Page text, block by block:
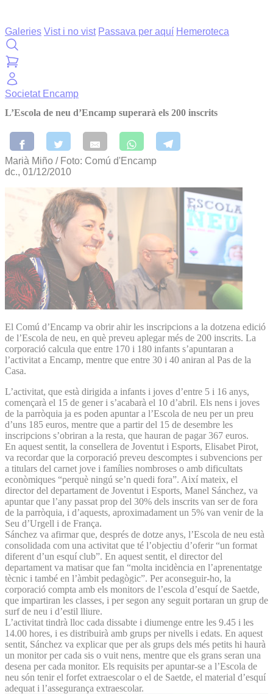
Galeries Vist i no vist Passava per aquí Hemeroteca
Societat Encamp
L’Escola de neu d’Encamp superarà els 200 inscrits
Marià Miño / Foto: Comú d'Encamp
dc., 01/12/2010
El Comú d’Encamp va obrir ahir les inscripcions a la dotzena edició
de l’Escola de neu, en què preveu aplegar més de 200 inscrits. La
corporació calcula que entre 170 i 180 infants s’apuntaran a
l’activitat a Encamp, mentre que entre 30 i 40 aniran al Pas de la
Casa.
L’activitat, que està dirigida a infants i joves d’entre 5 i 16 anys,
començarà el 15 de gener i s’acabarà el 10 d’abril. Els nens i joves
de la parròquia ja es poden apuntar a l’Escola de neu per un preu
d’uns 185 euros, mentre que a partir del 15 de desembre les
inscripcions s’obriran a la resta, que hauran de pagar 367 euros.
En aquest sentit, la consellera de Joventut i Esports, Elisabet Pirot,
va recordar que la corporació preveu descomptes i subvencions per
a titulars del carnet jove i famílies nombroses o amb dificultats
econòmiques “perquè ningú se’n quedi fora”. Així mateix, el
director del departament de Joventut i Esports, Manel Sánchez, va
apuntar que l’any passat prop del 30% dels inscrits van ser de fora
de la parròquia, i d’aquests, aproximadament un 5% van venir de la
Seu d’Urgell i de França.
Sánchez va afirmar que, després de dotze anys, l’Escola de neu està
consolidada com una activitat que té l’objectiu d’oferir “un format
diferent d’un esquí club”. En aquest sentit, el director del
departament va matisar que fan “molta incidència en l’aprenentatge
tècnic i també en l’àmbit pedagògic”. Per aconseguir-ho, la
corporació compta amb els monitors de l’escola d’esquí de Saetde,
que impartiran les classes, i per segon any seguit portaran un grup de
surf de neu i d’estil lliure.
L’activitat tindrà lloc cada dissabte i diumenge entre les 9.45 i les
14.00 hores, i es distribuirà amb grups per nivells i edats. En aquest
sentit, Sánchez va explicar que per als grups dels més petits hi haurà
un monitor per cada sis o vuit nens, mentre que els grans seran una
desena per cada monitor. Els requisits per apuntar-se a l’Escola de
neu són tenir el forfet extraescolar o el de Saetde, el material d’esquí
adequat i l’assegurança extraescolar.